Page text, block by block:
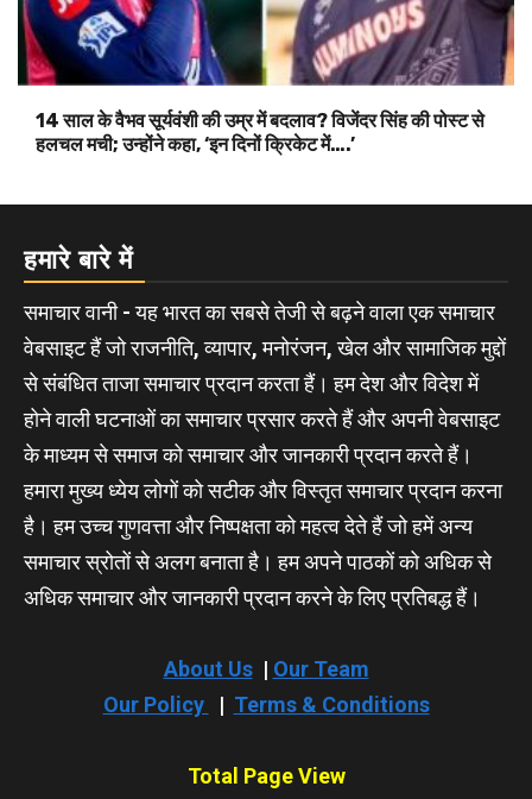
14 साल के वैभव सूर्यवंशी की उम्र में बदलाव? विजेंदर सिंह की पोस्ट से
हलचल मची; उन्होंने कहा, ‘इन दिनों क्रिकेट में….’
हमारे बारे में
समाचार वानी - यह भारत का सबसे तेजी से बढ़ने वाला एक समाचार
वेबसाइट हैं जो राजनीति, व्यापार, मनोरंजन, खेल और सामाजिक मुद्दों
से संबंधित ताजा समाचार प्रदान करता हैं। हम देश और विदेश में
होने वाली घटनाओं का समाचार प्रसार करते हैं और अपनी वेबसाइट
के माध्यम से समाज को समाचार और जानकारी प्रदान करते हैं।
हमारा मुख्य ध्येय लोगों को सटीक और विस्तृत समाचार प्रदान करना
है। हम उच्च गुणवत्ता और निष्पक्षता को महत्व देते हैं जो हमें अन्य
समाचार स्रोतों से अलग बनाता है। हम अपने पाठकों को अधिक से
अधिक समाचार और जानकारी प्रदान करने के लिए प्रतिबद्ध हैं।
About Us| Our Team
Our Policy
| Terms & Conditions
Total Page View